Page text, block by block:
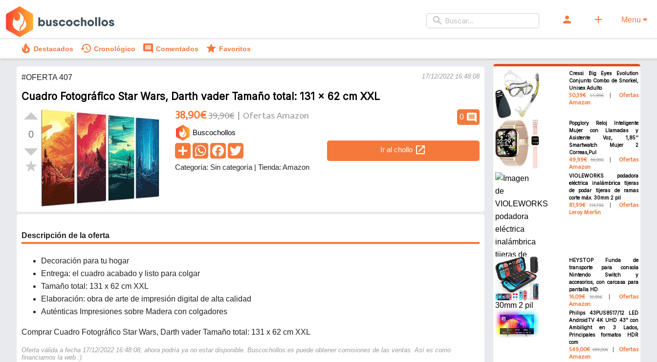
search person add Menu
local_fire_department Destacados history Cronológico comment Comentados star Favoritos
#OFERTA 407 17/12/2022 16:48:08
Cuadro Fotográfico Star Wars, Darth vader Tamaño total: 131 x 62 cm XXL
0
0 comment
38,90€39,90€ Ofertas Amazon
Buscochollos
Ir al chollo open_in_new
Categoría: Sin categoría | Tienda: Amazon
Descripción de la oferta
Decoración para tu hogar
Entrega: el cuadro acabado y listo para colgar
Tamaño total: 131 x 62 cm XXL
Elaboración: obra de arte de impresión digital de alta calidad
Auténticas Impresiones sobre Madera con colgadores
Comprar Cuadro Fotográfico Star Wars, Darth vader Tamaño total: 131 x 62 cm XXL
Oferta válida a fecha 17/12/2022 16:48:08, ahora podría ya no estar disponible. Buscochollos.es puede obtener comisiones de las ventas. Así es como
financiamos la web :)
Cressi Big Eyes Evolution
Conjunto Combo de Snorkel,
Unisex Adulto
50,39€ 55,99€ Ofertas
Amazon
Popglory Reloj Inteligente
Mujer con Llamadas y
Asistente Voz, 1,85''
Smartwatch Mujer 2
Correas,Pul
49,99€ 69,99€ Ofertas
Amazon
VIOLEWORKS podadora
eléctrica inalámbrica tijeras
de podar tijeras de ramas
corte máx. 30mm 2 pil
81,99€ 114,79€ Ofertas
Leroy Merlin
HEYSTOP Funda de
transporte para consola
Nintendo Switch y
accesorios, con carcasa para
pantalla HD
16,09€ 18,99€ Ofertas
Amazon
Philips 43PUS8517/12 LED
AndroidTV 4K UHD 43" con
Ambilight en 3 Lados,
Principales formatos HDR
com
549,00€ 699,00€ Ofertas
Amazon